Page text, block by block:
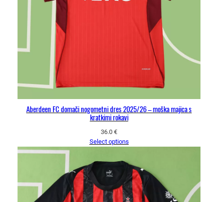
Aberdeen FC domači nogometni dres 2025/26 – moška majica s
kratkimi rokavi
36.0 €
Select options